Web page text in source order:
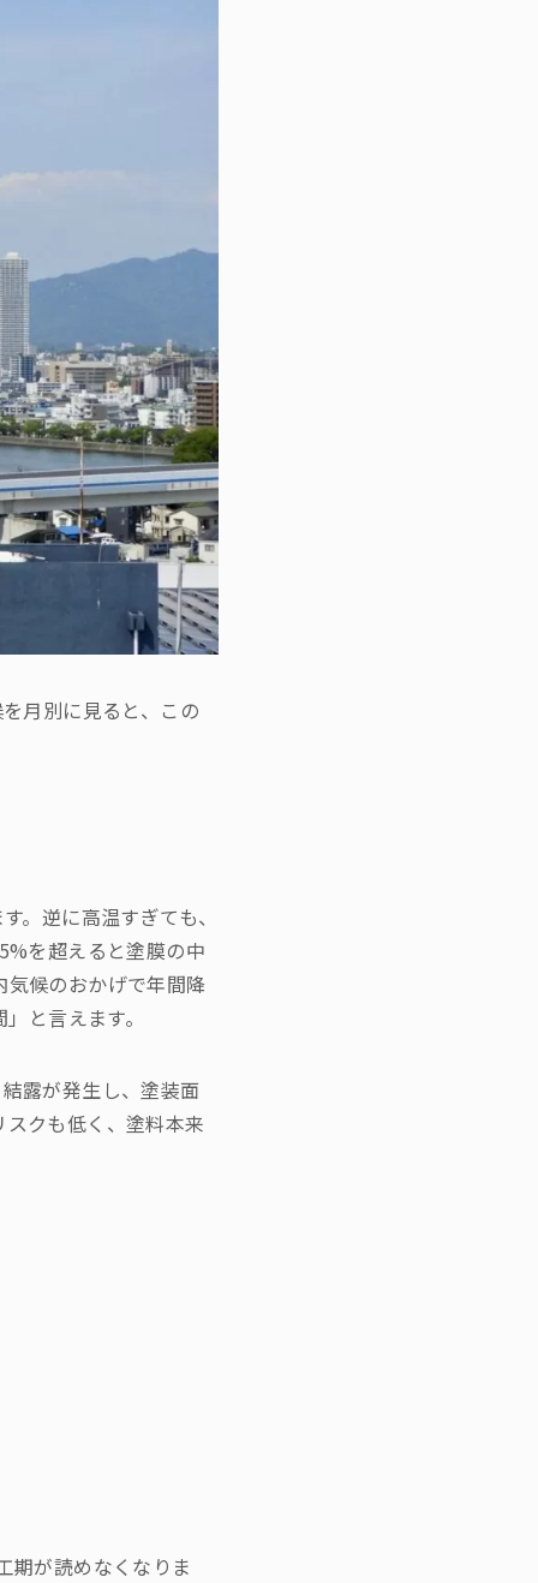
月別に見ると、この
。逆に高温すぎても、
を超えると塗膜の中
候のおかげで年間降
と言えます。
露が発生し、塗装面
クも低く、塗料本来
期が読めなくなりま